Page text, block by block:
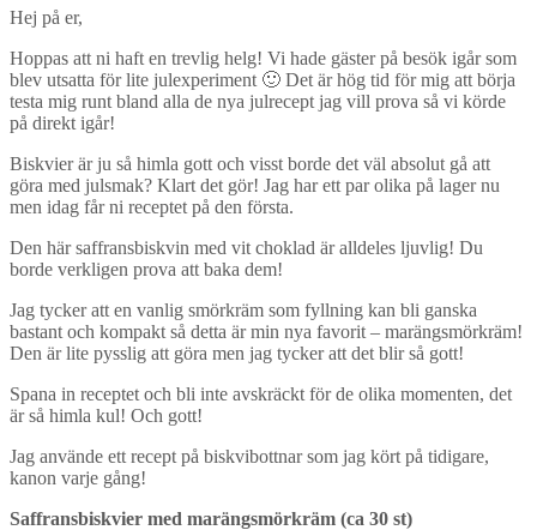
Hej på er,
Hoppas att ni haft en trevlig helg! Vi hade gäster på besök igår som
blev utsatta för lite julexperiment 🙂 Det är hög tid för mig att börja
testa mig runt bland alla de nya julrecept jag vill prova så vi körde
på direkt igår!
Biskvier är ju så himla gott och visst borde det väl absolut gå att
göra med julsmak? Klart det gör! Jag har ett par olika på lager nu
men idag får ni receptet på den första.
Den här saffransbiskvin med vit choklad är alldeles ljuvlig! Du
borde verkligen prova att baka dem!
Jag tycker att en vanlig smörkräm som fyllning kan bli ganska
bastant och kompakt så detta är min nya favorit – marängsmörkräm!
Den är lite pysslig att göra men jag tycker att det blir så gott!
Spana in receptet och bli inte avskräckt för de olika momenten, det
är så himla kul! Och gott!
Jag använde ett recept på biskvibottnar som jag kört på tidigare,
kanon varje gång!
Saffransbiskvier med marängsmörkräm (ca 30 st)